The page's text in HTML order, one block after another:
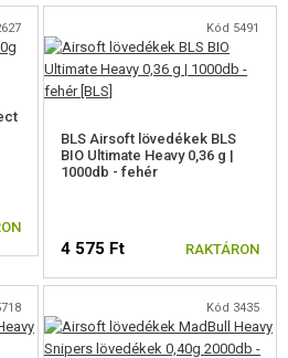
Kód 5491
BLS Airsoft lövedékek BLS
BIO Ultimate Heavy 0,36 g |
1000db - fehér
4 575 Ft RAKTÁRON
Kód 3435